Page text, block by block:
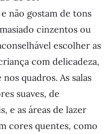
não gostam de tons
cinzentos ou
escolher as
com delicadeza,
quadros. As salas
suaves, de
e as áreas de lazer
cores quentes, como